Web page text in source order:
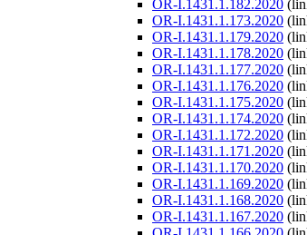
OR-I.1431.1.182.2020
OR-I.1431.1.173.2020
OR-I.1431.1.179.2020
OR-I.1431.1.178.2020
OR-I.1431.1.177.2020
OR-I.1431.1.176.2020
OR-I.1431.1.175.2020
OR-I.1431.1.174.2020
OR-I.1431.1.172.2020
OR-I.1431.1.171.2020
OR-I.1431.1.170.2020
OR-I.1431.1.169.2020
OR-I.1431.1.168.2020
OR-I.1431.1.167.2020